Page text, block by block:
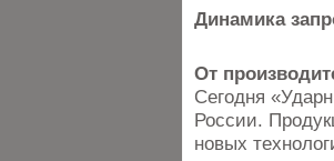
Динамика
От
Сегодня
России.
новых